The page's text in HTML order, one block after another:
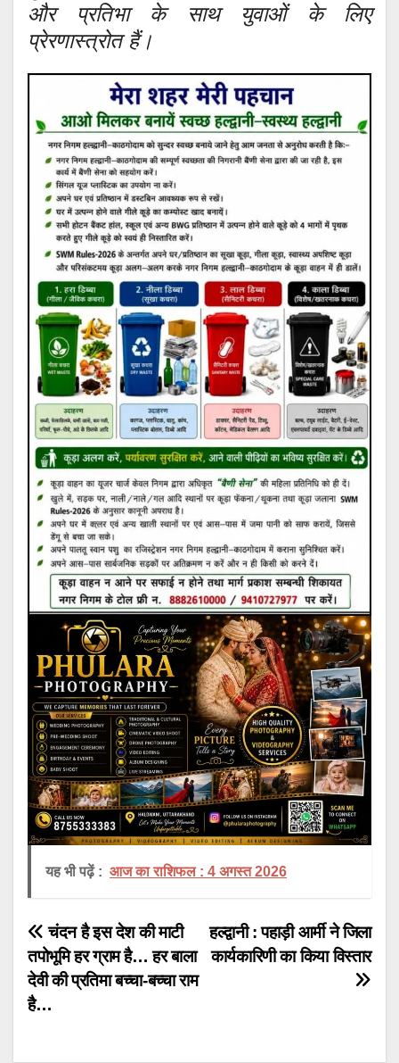
और प्रतिभा के साथ युवाओं के लिए
प्रेरणास्त्रोत हैं।
यह भी पढ़ें : आज का राशिफल : 4 अगस्त 2026
Post
navigation
हल्द्वानी : पहाड़ी आर्मी ने जिला
कार्यकारिणी का किया विस्तार
चंदन है इस देश की माटी
तपोभूमि हर ग्राम है… हर बाला
देवी की प्रतिमा बच्चा-बच्चा राम
है…